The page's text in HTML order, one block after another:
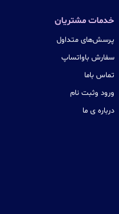
خدمات مشتریان
پرسش‌های متداول
سفارش باواتساپ
تماس باما
ورود وثبت نام
درباره ی ما